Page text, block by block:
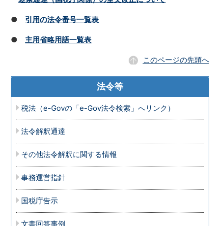
● 引用の法令番号一覧表
●主用省略用語一覧表
このページの先頭へ
法令等
税法（e-Govの「e-Gov法令検索」へリンク）
法令解釈通達
その他法令解釈に関する情報
事務運営指針
国税庁告示
文書回答事例